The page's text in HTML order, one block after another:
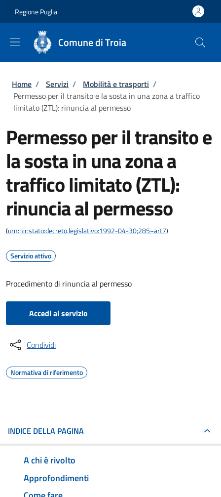
Regione Puglia
Comune di Troia
Briciole di pane
Home / Servizi / Mobilità e trasporti /
Permesso per il transito e la sosta in una zona a traffico
limitato (ZTL): rinuncia al permesso
Permesso per il transito e
la sosta in una zona a
traffico limitato (ZTL):
rinuncia al permesso
(urn:nir:stato:decreto.legislativo:1992-04-30;285~art7)
Servizio attivo
Procedimento di rinuncia al permesso
Accedi al servizio
Condividi
Normativa di riferimento
INDICE DELLA PAGINA
A chi è rivolto
Approfondimenti